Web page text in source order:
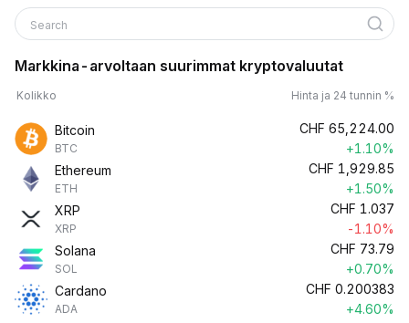
Search
Markkina-arvoltaan suurimmat kryptovaluutat
Kolikko Hinta ja 24 tunnin %
Bitcoin
BTC
CHF 65,224.00
+1.10%
Ethereum
ETH
CHF 1,929.85
+1.50%
XRP
XRP
CHF 1.037
-1.10%
Solana
SOL
CHF 73.79
+0.70%
Cardano
ADA
CHF 0.200383
+4.60%